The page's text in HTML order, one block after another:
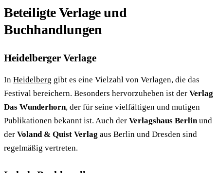
Beteiligte Verlage und
Buchhandlungen
Heidelberger Verlage
In Heidelberg gibt es eine Vielzahl von Verlagen, die das
Festival bereichern. Besonders hervorzuheben ist der Verlag
Das Wunderhorn, der für seine vielfältigen und mutigen
Publikationen bekannt ist. Auch der Verlagshaus Berlin und
der Voland & Quist Verlag aus Berlin und Dresden sind
regelmäßig vertreten.